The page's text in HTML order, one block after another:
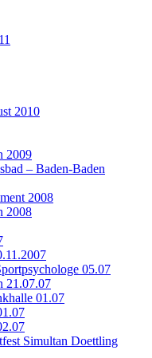
2010
2009
– Baden-Baden
2008
2008
05.07
21.07.07
01.07
Simultan Doettling